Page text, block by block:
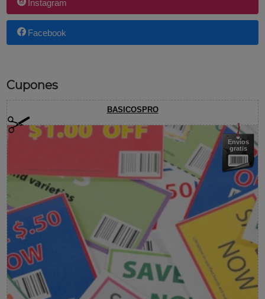
Instagram
Facebook
Cupones
BASICOSPRO
Envíos
gratis